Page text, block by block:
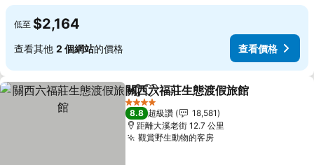
低至 $2,164
查看其他 2 個網站的價格 查看價格
分享 加入我的最愛
關西六福莊生態渡假旅館
4 星級
8.8 超級讚
18,581
距離大溪老街 12.7 公里
觀賞野生動物的客房查看價格